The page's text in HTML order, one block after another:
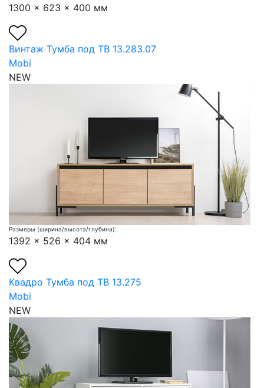
1300 x 623 x 400 мм
Винтаж Тумба под ТВ 13.283.07
Mobi
NEW
Размеры (ширина/высота/глубина):
1392 x 526 x 404 мм
Квадро Тумба под ТВ 13.275
Mobi
NEW